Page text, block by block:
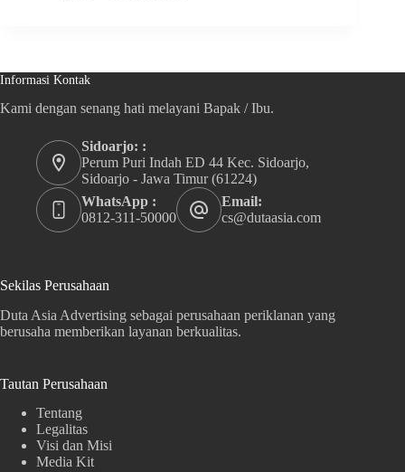
Informasi Kontak
Kami dengan senang hati melayani Bapak / Ibu.
Sidoarjo: :
Perum Puri Indah ED 44 Kec. Sidoarjo,
Sidoarjo - Jawa Timur (61224)
WhatsApp :
0812-311-50000
Email:
cs@dutaasia.com
Sekilas Perusahaan
Duta Asia Advertising sebagai perusahaan periklanan yang
berusaha memberikan layanan berkualitas.
Tautan Perusahaan
Tentang
Legalitas
Visi dan Misi
Media Kit